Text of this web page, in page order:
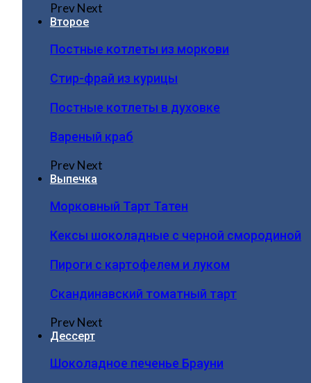
PrevNext
Второе
Постные котлеты из моркови
Стир-фрай из курицы
Постные котлеты в духовке
Вареный краб
PrevNext
Выпечка
Морковный Тарт Татен
Кексы шоколадные с черной смородиной
Пироги c картофелем и луком
Скандинавский томатный тарт
PrevNext
Дессерт
Шоколадное печенье Брауни